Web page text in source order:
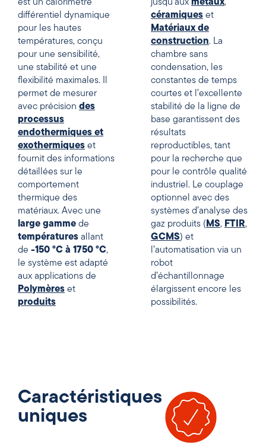
est un calorimètre
différentiel dynamique
pour les hautes
températures, conçu
pour une sensibilité,
une stabilité et une
flexibilité maximales. Il
permet de mesurer
avec précision des
processus
endothermiques et
exothermiques et
fournit des informations
détaillées sur le
comportement
thermique des
matériaux. Avec une
large gamme de
températures allant
de -150 °C à 1750 °C,
le système est adapté
aux applications de
Polymères et
produits
jusqu’aux métaux,
céramiques et
Matériaux de
construction. La
chambre sans
condensation, les
constantes de temps
courtes et l’excellente
stabilité de la ligne de
base garantissent des
résultats
reproductibles, tant
pour la recherche que
pour le contrôle qualité
industriel. Le couplage
optionnel avec des
systèmes d’analyse des
gaz produits ( MS, FTIR,
GCMS) et
l’automatisation via un
robot
d’échantillonnage
élargissent encore les
possibilités.
Caractéristiques
uniques